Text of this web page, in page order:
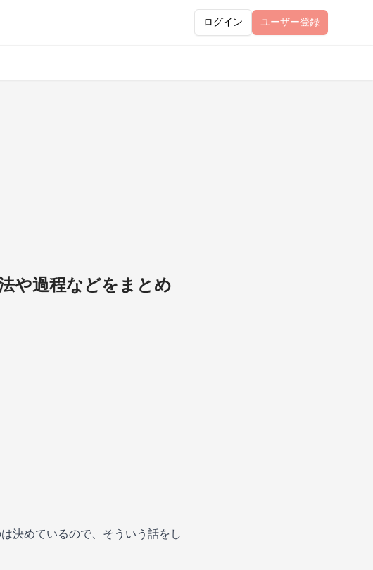
ログイン ユーザー登録
や過程などをまとめ
決めているので、そういう話をし